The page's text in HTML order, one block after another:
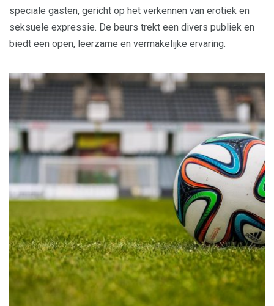
speciale gasten, gericht op het verkennen van erotiek en
seksuele expressie. De beurs trekt een divers publiek en
biedt een open, leerzame en vermakelijke ervaring.